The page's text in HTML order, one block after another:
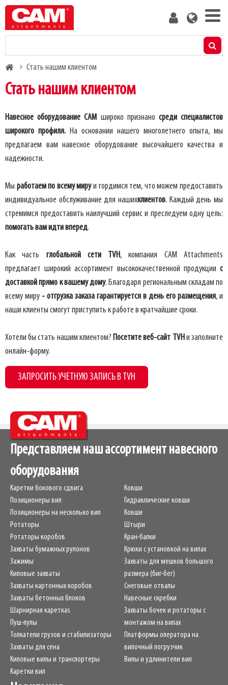
Skip
main
User
О нас
Свяжитесь с нами
Стать нашим клиентом
BreadcrumbСтать нашим клиентом
Стать нашим клиентом
Навесное оборудование CAM широко признано среди специалистов
широкого профиля. На основании нашего многолетнего опыта, мы
предлагаем вам навесное оборудование высочайшего качества и
надежности.
Мы работаем по всему мируи гордимся тем, что можем предоставить
индивидуальное обслуживание для нашихклиентов. Каждый день мы
стремимся предоставить наилучший сервис и преследуем одну цель:
помогать вам идти вперед.
Как часть глобальной сети TVH, компания CAM Attachments
предлагает широкий ассортимент высококачественной продукции с
доставкой прямо к вашему дому. Благодаря региональным складам по
всему миру - отгрузка заказа гарантируется в день его размещения, и
наши клиенты смогут приступить к работе в кратчайшие сроки.
Хотели бы стать нашим клиентом? Посетите веб-сайт TVH и заполните
онлайн-форму.
ЗАПРОСИТЬ УЧЕТНУЮ ЗАПИСЬ В TVH
Представляем наш ассортимент навесного
оборудования
Каретки бокового сдвига
Позиционеры вил
Позиционеры на несколько вил
Ротаторы
Ротаторы коробов
Захваты бумажных рулонов
Зажимы
Киповые захваты
Захваты картонных коробов
Захваты бетонных блоков
Шарнирная кареткаs
Пуш-пулы
Толкатели грузов и стабилизаторы
Захваты для сена
Киповые вилы и транспортеры
Каретки вил
Ковши
Гидравлические ковши
Ковши
Штыри
Кран-балки
Крюки с установкой на вилах
Захваты для мешков большого
размера (биг-бег)
Снеговые отвалы
Навесные скребки
Захваты бочек и ротаторы с
монтажом на вилах
Платформы оператора на
вилочный погрузчик
Вилы и удлинители вил